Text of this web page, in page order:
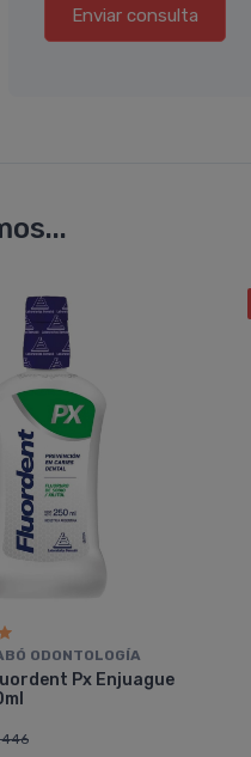
Enviar consulta
ODONTOLOGÍ­A
Px Enjuague